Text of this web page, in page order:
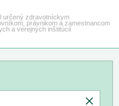
určený zdravotníckym
právnikom a zamestnancom
a verejných inštitúcií